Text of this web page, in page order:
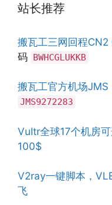
站长推荐
搬瓦工三网回程
码 BWHCGLUKKB
搬瓦工官方机场JMS
JMS9272283
Vultr全球17个机房
100$
V2ray一键脚本，
飞